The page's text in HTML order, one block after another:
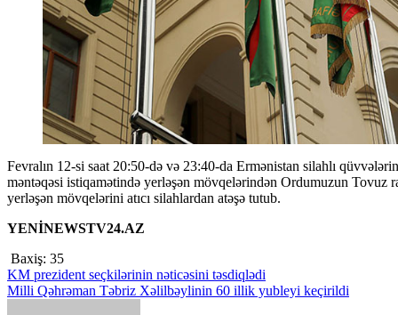
Fevralın 12-si saat 20:50-də və 23:40-da Ermənistan silahlı qüvvələrinin bölmələri Tovuzqala rayonunun Çinarlı yaşayış
məntəqəsi istiqamətində yerləşən mövqelərindən Ordumuzun Tovuz
yerləşən mövqelərini atıcı silahlardan atəşə tutub.
YENİNEWSTV24.AZ
Baxiş: 35
Yazı
naviqasiyası
KM prezident seçkilərinin nəticəsini təsdiqlədi
Milli Qəhrəman Təbriz Xəlilbəylinin 60 illik yubleyi keçirildi